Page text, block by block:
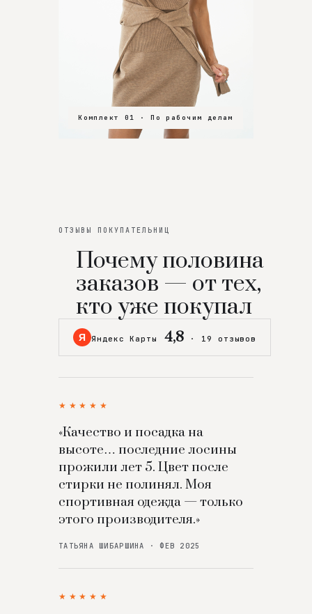
Комплект 01 · По рабочим делам
Комплект 02 · В зал
Комплект 03 · На особенный вечер
ОТЗЫВЫ ПОКУПАТЕЛЬНИЦ
Почему половина
заказов — от тех,
кто уже покупал
Я Яндекс Карты 4,8 · 19 отзывов
★★★★★
«Качество и посадка на
высоте… последние лосины
прожили лет 5. Цвет после
стирки не полинял. Моя
спортивная одежда — только
этого производителя.»
ТАТЬЯНА ШИБАРШИНА · ФЕВ 2025
★★★★★